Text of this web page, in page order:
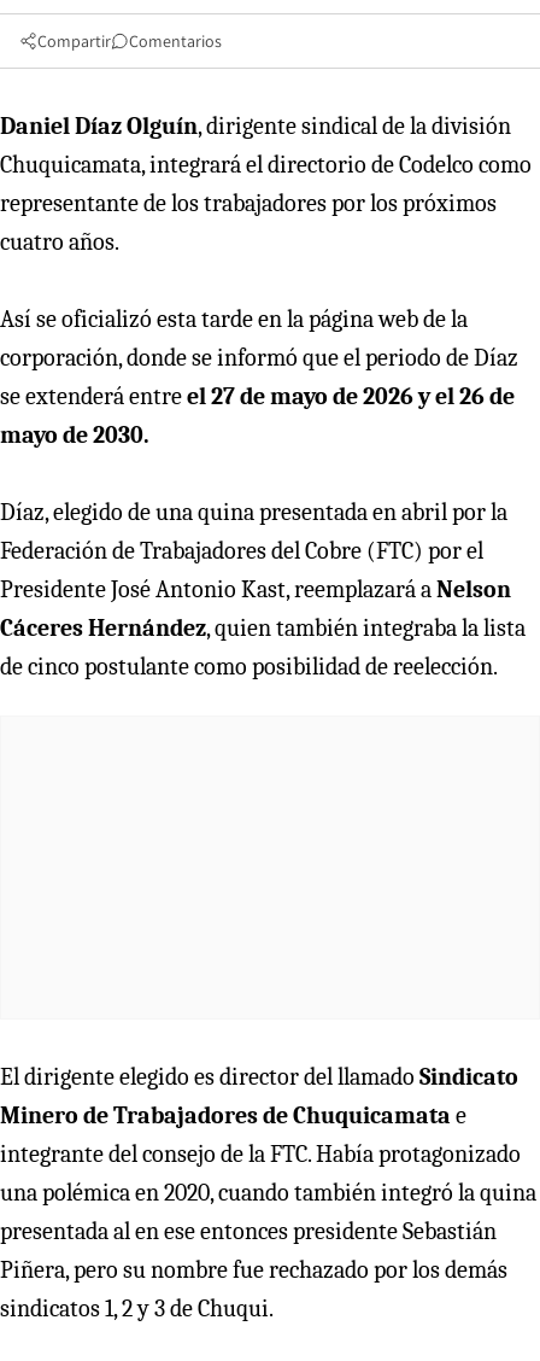
Compartir Comentarios
Daniel Díaz Olguín, dirigente sindical de la división
Chuquicamata, integrará el directorio de Codelco como
representante de los trabajadores por los próximos
cuatro años.
Así se oficializó esta tarde en la página web de la
corporación, donde se informó que el periodo de Díaz
se extenderá entreel 27 de mayo de 2026 y el 26 de
mayo de 2030.
Díaz, elegido de una quina presentada en abril por la
Federación de Trabajadores del Cobre (FTC) por el
Presidente José Antonio Kast, reemplazará aNelson
Cáceres Hernández, quien también integraba la lista
de cinco postulante como posibilidad de reelección.
El dirigente elegido es director del llamado Sindicato
Minero de Trabajadores de Chuquicamata e
integrante del consejo de la FTC. Había protagonizado
una polémica en 2020, cuando también integró la quina
presentada al en ese entonces presidente Sebastián
Piñera, pero su nombre fue rechazado por los demás
sindicatos 1, 2 y 3 de Chuqui.